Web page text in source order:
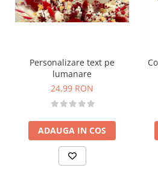
Personalizare text pe
lumanare
24,99 RON
ADAUGA IN COS